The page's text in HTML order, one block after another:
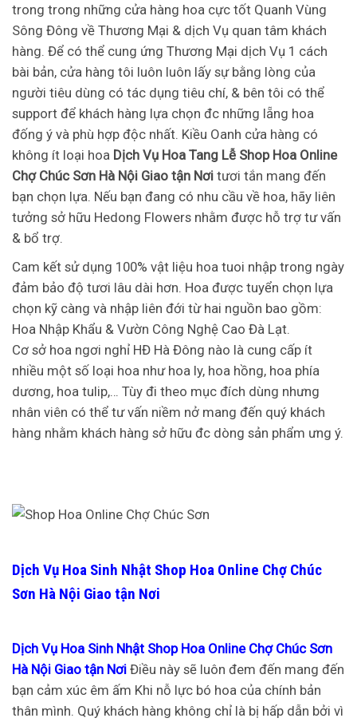
trong trong những cửa hàng hoa cực tốt Quanh Vùng
Sông Đông về Thương Mại & dịch Vụ quan tâm khách
hàng. Để có thể cung ứng Thương Mại dịch Vụ 1 cách
bài bản, cửa hàng tôi luôn luôn lấy sự bằng lòng của
người tiêu dùng có tác dụng tiêu chí, & bên tôi có thể
support để khách hàng lựa chọn đc những lẵng hoa
đống ý và phù hợp độc nhất. Kiều Oanh cửa hàng có
không ít loại hoa Dịch Vụ Hoa Tang Lễ Shop Hoa Online
Chợ Chúc Sơn Hà Nội Giao tận Nơi tươi tắn mang đến
bạn chọn lựa. Nếu bạn đang có nhu cầu về hoa, hãy liên
tưởng sở hữu Hedong Flowers nhằm được hỗ trợ tư vấn
& bổ trợ.
Cam kết sử dụng 100% vật liệu hoa tuoi nhập trong ngày
đảm bảo độ tươi lâu dài hơn. Hoa được tuyển chọn lựa
chọn kỹ càng và nhập liên đới từ hai nguồn bao gồm:
Hoa Nhập Khẩu & Vườn Công Nghệ Cao Đà Lạt.
Cơ sở hoa ngơi nghỉ HĐ Hà Đông nào là cung cấp ít
nhiều một số loại hoa như hoa ly, hoa hồng, hoa phía
dương, hoa tulip,… Tùy đi theo mục đích dùng nhưng
nhân viên có thể tư vấn niềm nở mang đến quý khách
hàng nhằm khách hàng sở hữu đc dòng sản phẩm ưng ý.
Dịch Vụ Hoa Sinh Nhật Shop Hoa Online Chợ Chúc
Sơn Hà Nội Giao tận Nơi
Dịch Vụ Hoa Sinh Nhật Shop Hoa Online Chợ Chúc Sơn
Hà Nội Giao tận Nơi Điều này sẽ luôn đem đến mang đến
bạn cảm xúc êm ấm Khi nỗ lực bó hoa của chính bản
thân mình. Quý khách hàng không chỉ là bị hấp dẫn bởi vì